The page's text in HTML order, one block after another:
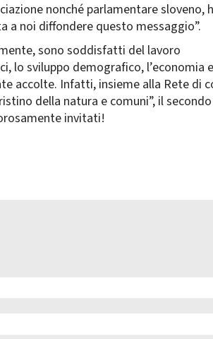
nonché parlamentare sloveno,
noi diffondere questo messaggio”.
sono soddisfatti del lavoro
lo sviluppo demografico, l’economia
accolte. Infatti, insieme alla Rete di
della natura e comuni”, il
invitati!